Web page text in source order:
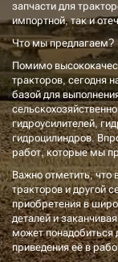
запчасти для
импортной, так и
Что мы предлагаем?
Помимо
тракторов, сегодня
базой для
гидроусилителей,
гидроцилиндров.
работ, которые мы
Важно отметить, что
тракторов и другой
приобретения в
деталей и
может понадобиться
приведения её в